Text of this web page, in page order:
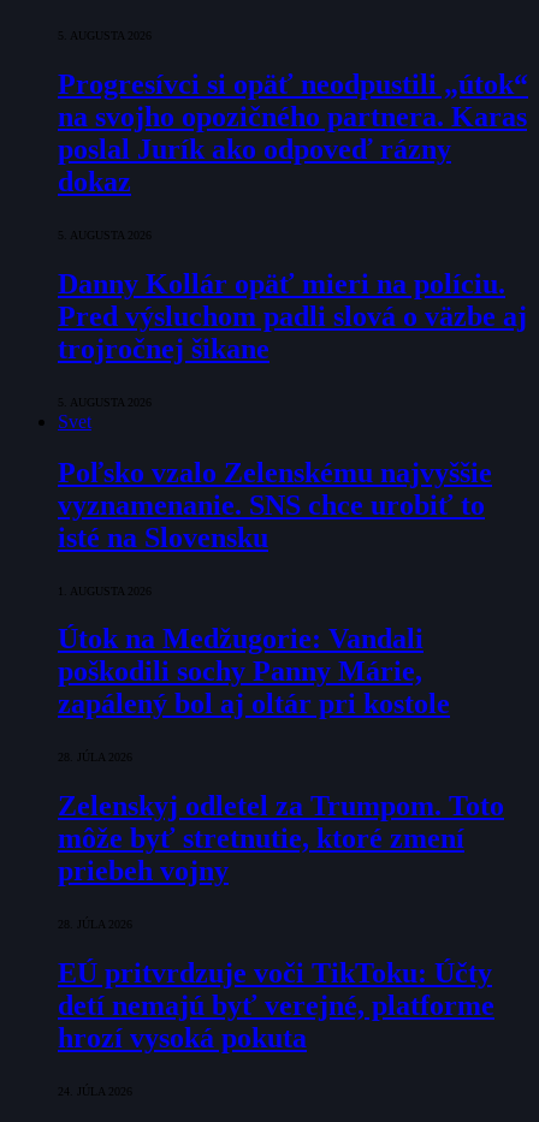
5. AUGUSTA 2026
Progresívci si opäť neodpustili „útok“
na svojho opozičného partnera. Karas
poslal Jurík ako odpoveď rázny
dokaz
5. AUGUSTA 2026
Danny Kollár opäť mieri na políciu.
Pred výsluchom padli slová o väzbe aj
trojročnej šikane
5. AUGUSTA 2026
Svet
Poľsko vzalo Zelenskému najvyššie
vyznamenanie. SNS chce urobiť to
isté na Slovensku
1. AUGUSTA 2026
Útok na Medžugorie: Vandali
poškodili sochy Panny Márie,
zapálený bol aj oltár pri kostole
28. JÚLA 2026
Zelenskyj odletel za Trumpom. Toto
môže byť stretnutie, ktoré zmení
priebeh vojny
28. JÚLA 2026
EÚ pritvrdzuje voči TikToku: Účty
detí nemajú byť verejné, platforme
hrozí vysoká pokuta
24. JÚLA 2026